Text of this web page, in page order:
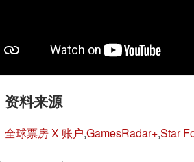
资料来源
全球票房 X 账户,GamesRadar+,Star